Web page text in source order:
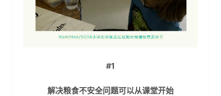
#1
解决粮食不安全问题可以从课堂开始